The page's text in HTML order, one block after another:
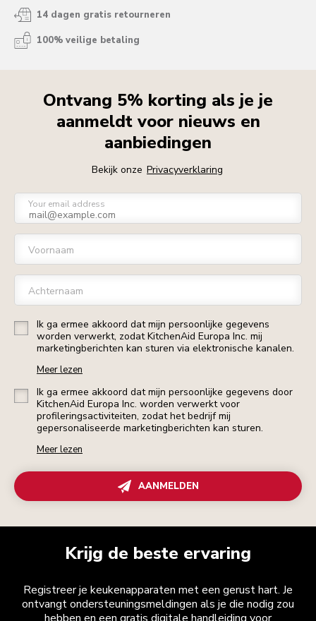
14 dagen gratis retourneren
100% veilige betaling
Ontvang 5% korting als je je
aanmeldt voor nieuws en
aanbiedingen
Bekijk onze Privacyverklaring
Your email address
Voornaam
Achternaam
Ik ga ermee akkoord dat mijn persoonlijke gegevens
worden verwerkt, zodat KitchenAid Europa Inc. mij
marketingberichten kan sturen via elektronische kanalen.
Meer lezen
Ik ga ermee akkoord dat mijn persoonlijke gegevens door
KitchenAid Europa Inc. worden verwerkt voor
profileringsactiviteiten, zodat het bedrijf mij
gepersonaliseerde marketingberichten kan sturen.
Meer lezen
AANMELDEN
Krijg de beste ervaring
Registreer je keukenapparaten met een gerust hart. Je
ontvangt ondersteuningsmeldingen als je die nodig zou